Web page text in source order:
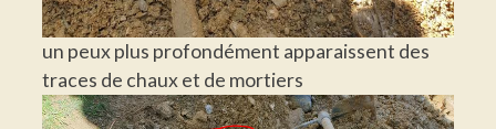
un peux plus profondément apparaissent des
traces de chaux et de mortiers